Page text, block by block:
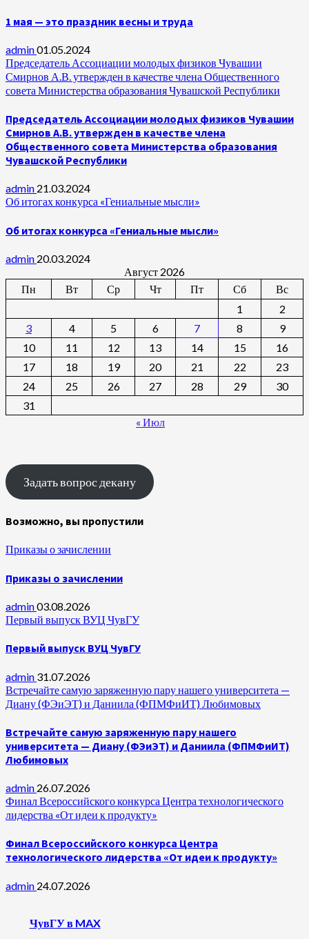
1 мая — это праздник весны и труда
admin01.05.2024
Председатель Ассоциации молодых физиков Чувашии
Смирнов А.В. утвержден в качестве члена Общественного
совета Министерства образования Чувашской Республики
Председатель Ассоциации молодых физиков Чувашии
Смирнов А.В. утвержден в качестве члена
Общественного совета Министерства образования
Чувашской Республики
admin 21.03.2024
Об итогах конкурса «Гениальные мысли»
Об итогах конкурса «Гениальные мысли»
admin 20.03.2024
Август 2026
Пн
Вт Ср Чт Пт Сб
Вс
1
2
3
4 5 6 7 8
9
10
11 12 13 14 15
16
17
18 19 20 21 22
23
24
25 26 27 28 29
30
31
« Июл
Задать вопрос декану
Возможно, вы пропустили
Приказы о зачислении
Приказы о зачислении
admin03.08.2026
Первый выпуск ВУЦ ЧувГУ
Первый выпуск ВУЦ ЧувГУ
admin 31.07.2026
Встречайте самую заряженную пару нашего университета —
Диану (ФЭиЭТ) и Даниила (ФПМФиИТ) Любимовых
Встречайте самую заряженную пару нашего
университета — Диану (ФЭиЭТ) и Даниила (ФПМФиИТ)
Любимовых
admin 26.07.2026
Финал Всероссийского конкурса Центра технологического
лидерства «От идеи к продукту»
Финал Всероссийского конкурса Центра
технологического лидерства «От идеи к продукту»
admin 24.07.2026
ЧувГУ в MAX